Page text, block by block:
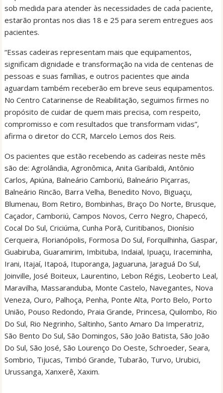
sob medida para atender às necessidades de cada paciente,
estarão prontas nos dias 18 e 25 para serem entregues aos
pacientes.
“Essas cadeiras representam mais que equipamentos,
significam dignidade e transformação na vida de centenas de
pessoas e suas famílias, e outros pacientes que ainda
aguardam também receberão em breve seus equipamentos.
No Centro Catarinense de Reabilitação, seguimos firmes no
propósito de cuidar de quem mais precisa, com respeito,
compromisso e com resultados que transformam vidas”,
afirma o diretor do CCR, Marcelo Lemos dos Reis.
Os pacientes que estão recebendo as cadeiras neste mês
são de: Agrolândia, Agronômica, Anita Garibaldi, Antônio
Carlos, Apiúna, Balneário Camboriú, Balneário Piçarras,
Balneário Rincão, Barra Velha, Benedito Novo, Biguaçu,
Blumenau, Bom Retiro, Bombinhas, Braço Do Norte, Brusque,
Caçador, Camboriú, Campos Novos, Cerro Negro, Chapecó,
Cocal Do Sul, Criciúma, Cunha Porã, Curitibanos, Dionísio
Cerqueira, Florianópolis, Formosa Do Sul, Forquilhinha, Gaspar,
Guabiruba, Guaramirim, Imbituba, Indaial, Ipuaçu, Iraceminha,
Irani, Itajaí, Itapoá, Ituporanga, Jaguaruna, Jaraguá Do Sul,
Joinville, José Boiteux, Laurentino, Lebon Régis, Leoberto Leal,
Maravilha, Massaranduba, Monte Castelo, Navegantes, Nova
Veneza, Ouro, Palhoça, Penha, Ponte Alta, Porto Belo, Porto
União, Pouso Redondo, Praia Grande, Princesa, Quilombo, Rio
Do Sul, Rio Negrinho, Saltinho, Santo Amaro Da Imperatriz,
São Bento Do Sul, São Domingos, São João Batista, São João
Do Sul, São José, São Lourenço Do Oeste, Schroeder, Seara,
Sombrio, Tijucas, Timbó Grande, Tubarão, Turvo, Urubici,
Urussanga, Xanxerê, Xaxim.